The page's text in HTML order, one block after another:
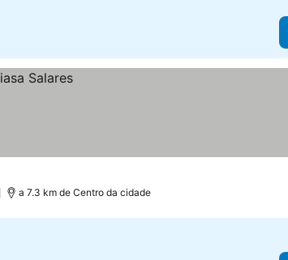
a 7.3 km de Centro da cidade